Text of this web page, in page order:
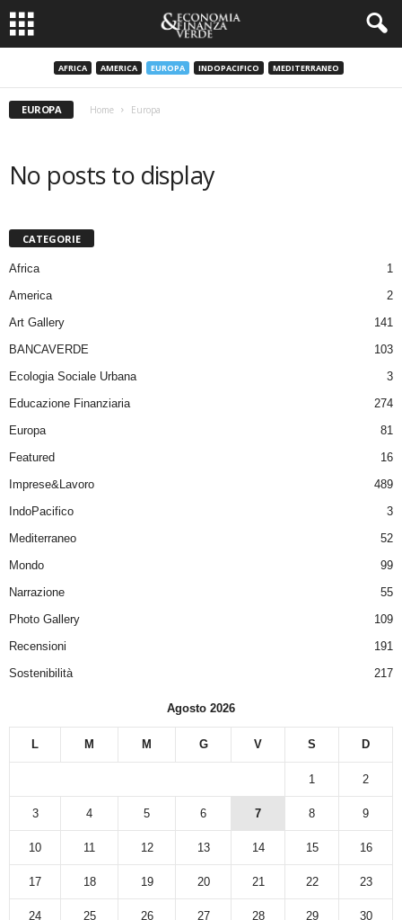
AFRICA AMERICA EUROPA INDOPACIFICO MEDITERRANEO
EUROPA Home Europa
No posts to display
CATEGORIE
Africa
1
America
2
Art Gallery
141
BANCAVERDE
103
Ecologia Sociale Urbana
3
Educazione Finanziaria
274
Europa
81
Featured
16
Imprese&Lavoro
489
IndoPacifico
3
Mediterraneo
52
Mondo
99
Narrazione
55
Photo Gallery
109
Recensioni
191
Sostenibilità
217
Agosto 2026
L M M G V S D
1 2
3 4 5 6 7 8 9
10 11 12 13 14 15 16
17 18 19 20 21 22 23
24 25 26 27 28 29 30